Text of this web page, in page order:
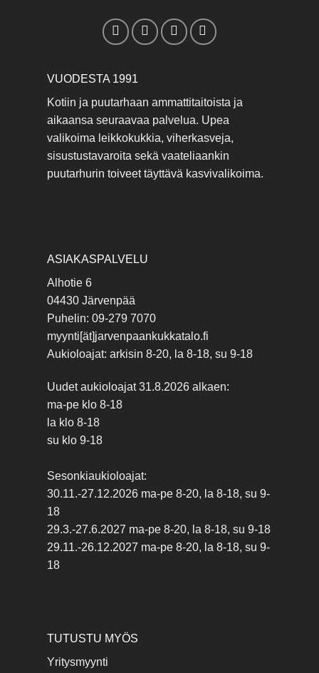
VUODESTA 1991
Kotiin ja puutarhaan ammattitaitoista ja
aikaansa seuraavaa palvelua. Upea
valikoima leikkokukkia, viherkasveja,
sisustustavaroita sekä vaateliaankin
puutarhurin toiveet täyttävä kasvivalikoima.
ASIAKASPALVELU
Alhotie 6
04430 Järvenpää
Puhelin: 09-279 7070
myynti[ät]jarvenpaankukkatalo.fi
Aukioloajat: arkisin 8-20, la 8-18, su 9-18
Uudet aukioloajat 31.8.2026 alkaen:
ma-pe klo 8-18
la klo 8-18
su klo 9-18
Sesonkiaukioloajat:
30.11.-27.12.2026 ma-pe 8-20, la 8-18, su 9-
18
29.3.-27.6.2027 ma-pe 8-20, la 8-18, su 9-18
29.11.-26.12.2027 ma-pe 8-20, la 8-18, su 9-
18
TUTUSTU MYÖS
Yritysmyynti